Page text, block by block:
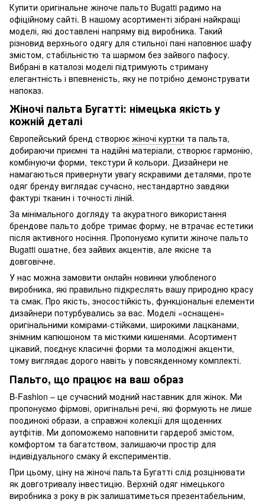
Купити оригінальне жіноче пальто Bugatti радимо на
офіційному сайті. В нашому асортименті зібрані найкращі
моделі, які доставлені напряму від виробника. Такий
різновид верхнього одягу для стильної пані наповнює шафу
змістом, стабільністю та шармом без зайвого пафосу.
Вибрані в каталозі моделі підтримують стриману
елегантність і впевненість, яку не потрібно демонструвати
напоказ.
Жіночі пальта Бугатті: німецька якість у
кожній деталі
Європейський бренд створює жіночі куртки та пальта,
добираючи приємні та надійні матеріали, створює гармонію,
комбінуючи форми, текстури й кольори. Дизайнери не
намагаються привернути увагу яскравими деталями, проте
одяг бренду виглядає сучасно, нестандартно завдяки
фактурі тканин і точності ліній.
За мінімального догляду та акуратного використання
брендове пальто добре тримає форму, не втрачає естетики
після активного носіння. Пропонуємо купити жіноче пальто
Bugatti ошатне, без зайвих акцентів, але якісне та
довговічне.
У нас можна замовити онлайн новинки улюбленого
виробника, які правильно підкреслять вашу природню красу
та смак. Про якість, зносостійкість, функціональні елементи
дизайнери потурбувались за вас. Моделі «оснащені»
оригінальними комірами-стійками, широкими лацканами,
знімним капюшоном та місткими кишенями. Асортимент
цікавий, поєднує класичні форми та молодіжні акценти,
тому виглядає дорого навіть у повсякденному комплекті.
Пальто, що працює на ваш образ
B-Fashion – це сучасний модний наставник для жінок. Ми
пропонуємо фірмові, оригінальні речі, які формують не лише
поодинокі образи, а справжні колекції для щоденних
аутфітів. Ми допоможемо наповнити гардероб змістом,
комфортом та багатством, залишаючи простір для
індивідуального смаку й експериментів.
При цьому, ціну на жіночі пальта Бугатті слід розцінювати
як довготривалу інвестицію. Верхній одяг німецького
виробника з року в рік залишатиметься презентабельним,